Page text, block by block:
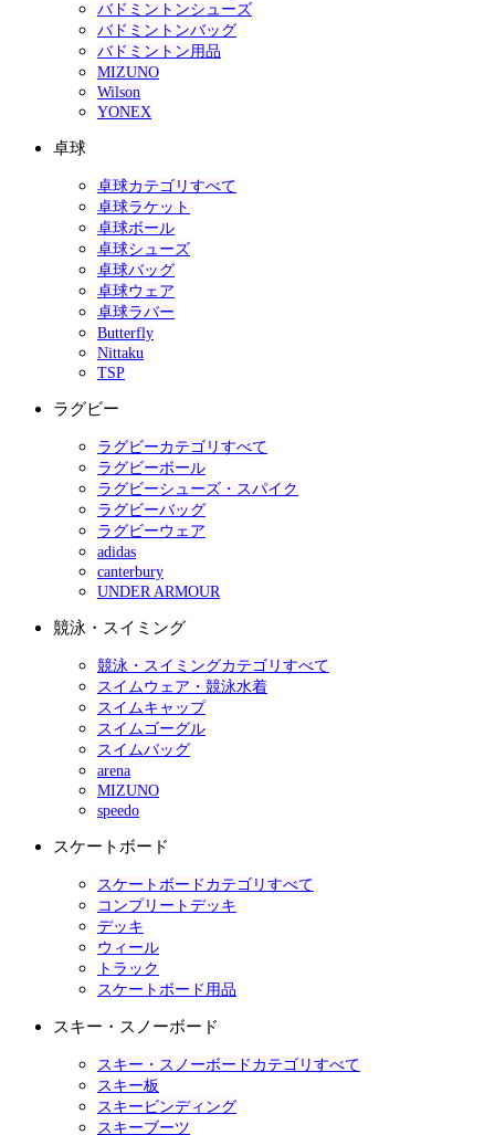
バドミントンシューズ
バドミントンバッグ
バドミントン用品
MIZUNO
Wilson
YONEX
卓球
卓球カテゴリすべて
卓球ラケット
卓球ボール
卓球シューズ
卓球バッグ
卓球ウェア
卓球ラバー
Butterfly
Nittaku
TSP
ラグビー
ラグビーカテゴリすべて
ラグビーボール
ラグビーシューズ・スパイク
ラグビーバッグ
ラグビーウェア
adidas
canterbury
UNDER ARMOUR
競泳・スイミング
競泳・スイミングカテゴリすべて
スイムウェア・競泳水着
スイムキャップ
スイムゴーグル
スイムバッグ
arena
MIZUNO
speedo
スケートボード
スケートボードカテゴリすべて
コンプリートデッキ
デッキ
ウィール
トラック
スケートボード用品
スキー・スノーボード
スキー・スノーボードカテゴリすべて
スキー板
スキービンディング
スキーブーツ